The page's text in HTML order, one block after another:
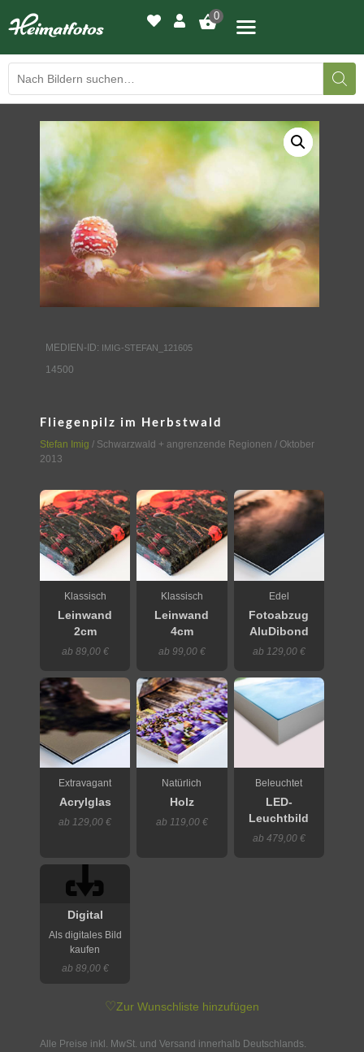
0
BILDERGALERIE
DRUCKQUALITÄTEN
LED-LEUCHTBILDER
WIR DRUCKEN IHR BILD
AUSSTELLUNGEN
KONTAKT
MEDIEN-ID: IMIG-STEFAN_121605
14500
Fliegenpilz im Herbstwald
Stefan Imig / Schwarzwald + angrenzende Regionen / Oktober
2013
Klassisch
Leinwand
2cm
ab 89,00 €
Klassisch
Leinwand
4cm
ab 99,00 €
Edel
Fotoabzug
AluDibond
ab 129,00 €
Extravagant
Acrylglas
ab 129,00 €
Natürlich
Holz
ab 119,00 €
Beleuchtet
LED-
Leuchtbild
ab 479,00 €
Digital
Als digitales Bild
kaufen
ab 89,00 €
♡Zur Wunschliste hinzufügen
Alle Preise inkl. MwSt. und Versand innerhalb Deutschlands.